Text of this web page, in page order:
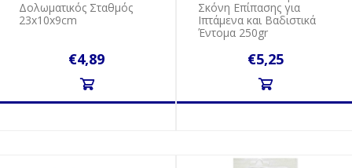
Δολωματικός Σταθμός
23x10x9cm
€4,89
Σκόνη Επίπασης για
Ιπτάμενα και Βαδιστικά
Έντομα 250gr
€5,25